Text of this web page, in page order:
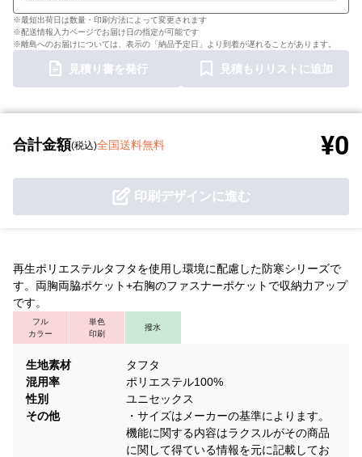
※最短出荷日は数量・印刷方法によって変更されます
※配送情報入力ページでお届け日の指定が可能です
※離島へのお届けについては、表示の「納品予定日」より到着が遅れることがあります。
見積り書を発行 見積もりリストに追加
合計金額(税込)全国送料無料 ¥0
印刷デザインに進む
再生ポリエステルタフタを使用し環境に配慮した防寒シリーズで
す。両胸両脇ポケット+右胸のファスナーポケットで収納力アップ
です。
フル
カラー
単色
印刷
撥水
生地素材
タフタ
混用率
ポリエステル100%
性別
ユニセックス
その他
・サイズはメーカーの基準によります。
機能に関する内容はラクスルがその商品
に関して得ている情報を元に記載してお